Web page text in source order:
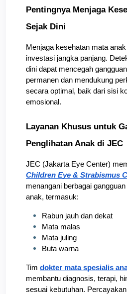
Pentingnya Menjaga
Sejak Dini
Menjaga kesehatan mata
investasi jangka panjang.
dini dapat mencegah
permanen dan mendukung
secara optimal, baik dari sisi
emosional.
Layanan Khusus untuk
Penglihatan Anak di JEC
Children Eye & Strabismus
menangani berbagai
anak, termasuk:
Rabun jauh dan dekat
Mata malas
Mata juling
Buta warna
Tim dokter mata spesialis
membantu diagnosis, terapi,
sesuai kebutuhan.